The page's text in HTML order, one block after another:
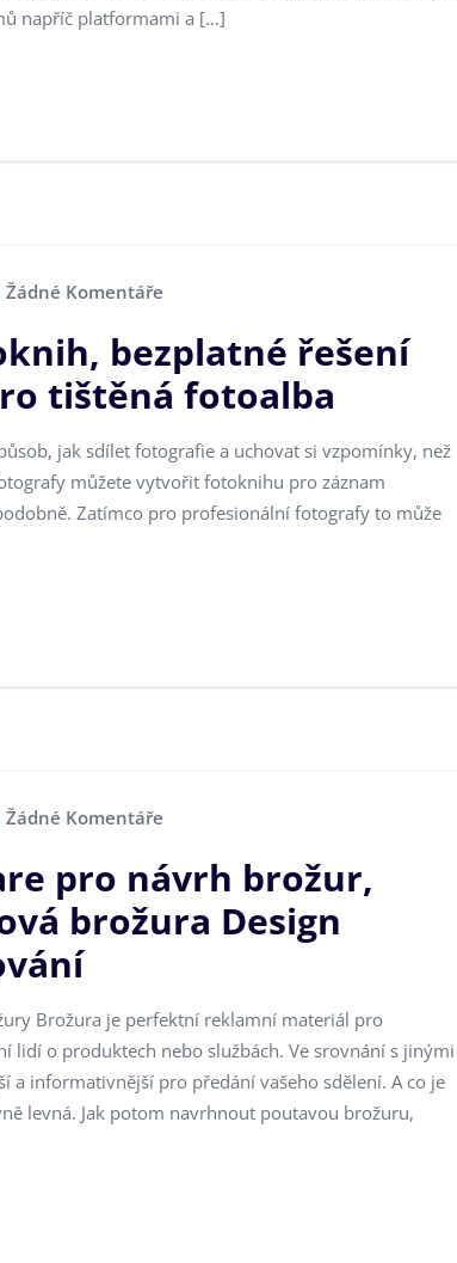
napříč platformami a […]
Žádné Komentáře
bezplatné řešení
tištěná fotoalba
jak sdílet fotografie a uchovat si vzpomínky, než
můžete vytvořit fotoknihu pro záznam
Zatímco pro profesionální fotografy to může
Žádné Komentáře
pro návrh brožur,
brožura Design
Brožura je perfektní reklamní materiál pro
lidí o produktech nebo službách. Ve srovnání s jinými
a informativnější pro předání vašeho sdělení. A co je
levná. Jak potom navrhnout poutavou brožuru,